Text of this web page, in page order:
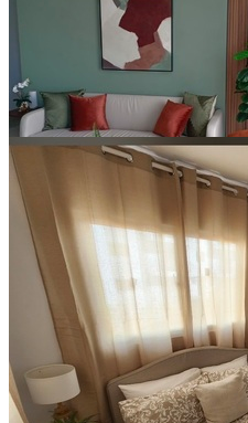
Ver todo (8)